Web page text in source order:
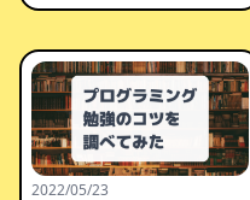
2022/05/23